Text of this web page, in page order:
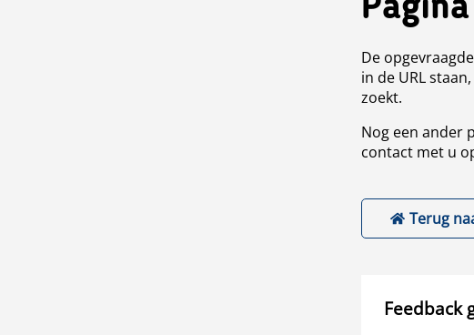
De
in de URL
zoekt.
Nog een ander
contact met u
Terug
Feedback